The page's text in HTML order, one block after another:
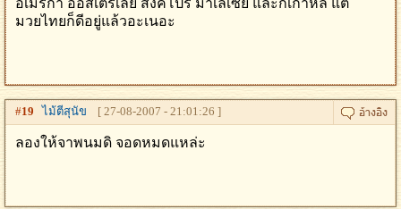
อเมริกา ออสเตรเลีย สิงค์โปร์ มาเลเซีย และก็เกาหลี แต่
มวยไทยก็ดีอยู่แล้วอะเนอะ
#19 ไม้ตีสุนัข [ 27-08-2007 - 21:01:26 ]
ลองให้จาพนมดิ จอดหมดแหล่ะ